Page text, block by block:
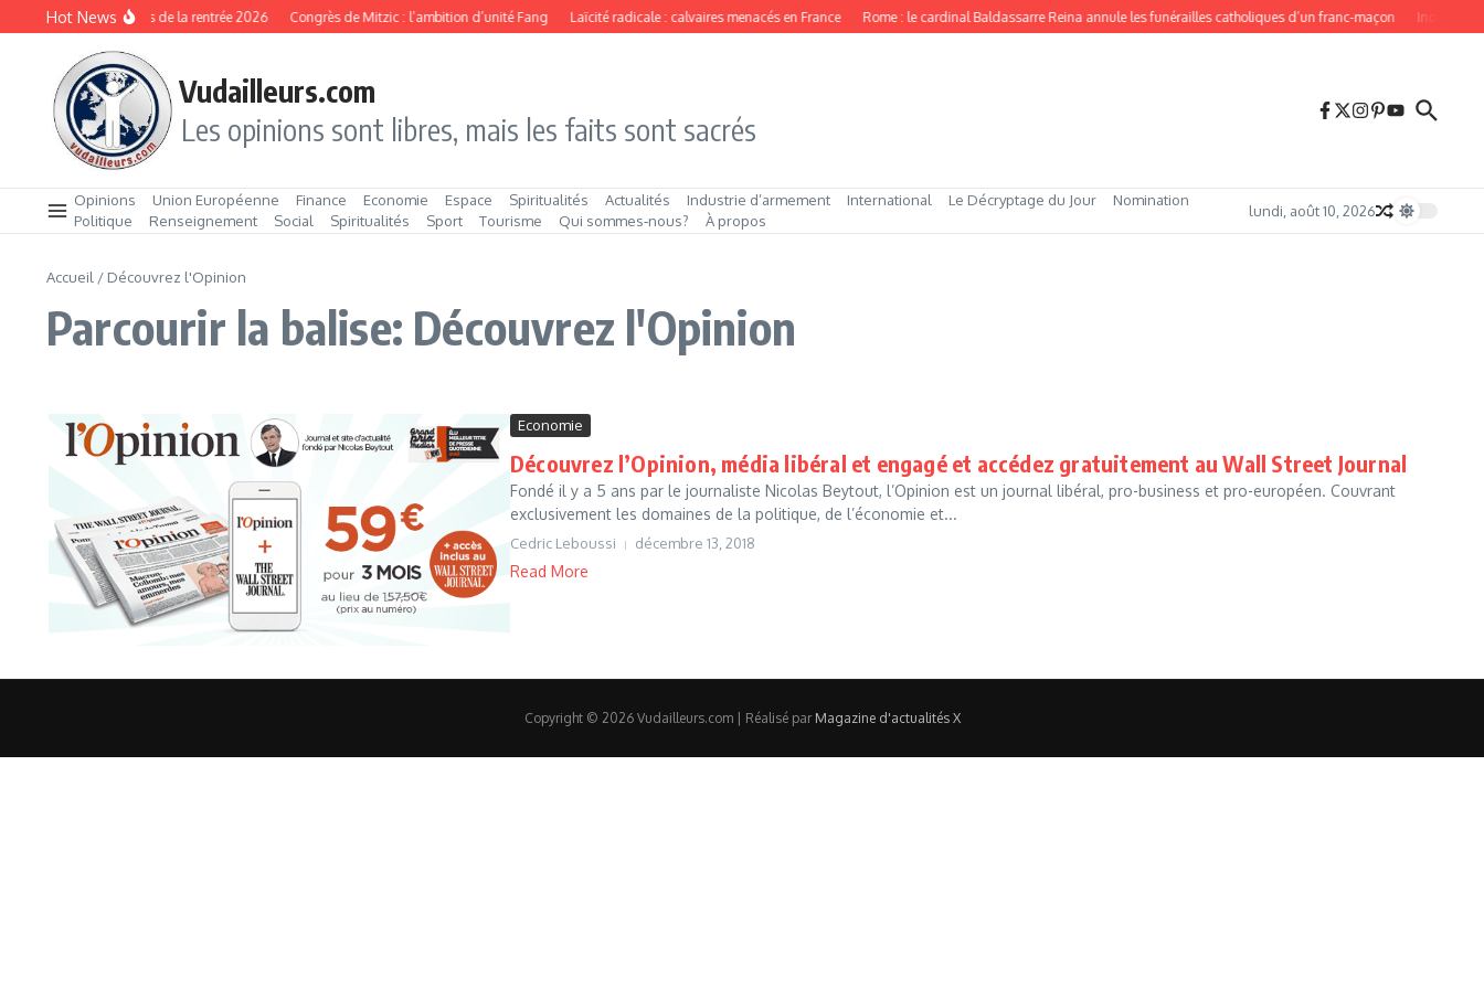
Aller au contenu
Hot News
Les produits stars de la rentrée 2026 Congrès de Mitzic : l’ambition d’unité Fang Laïcité radicale : calvaires menacés en France Rome : le cardinal Baldassarre Reina annule les funérailles catholiques d’un franc-maçon Incendies
Vudailleurs.com
Les opinions sont libres, mais les faits sont sacrés
Opinions Union Européenne Finance Economie Espace Spiritualités Actualités Industrie d’armement International Le Décryptage du Jour
Nomination
Politique
Renseignement Social Spiritualités Sport Tourisme Qui sommes‑nous? À propos
lundi, août 10, 2026
Accueil / Découvrez l'Opinion
Parcourir la balise: Découvrez l'Opinion
Economie
Découvrez l’Opinion, média libéral et engagé et accédez gratuitement au Wall Street Journal​​​​​​​​​​​​​​
Fondé il y a 5 ans par le journaliste Nicolas Beytout, l’Opinion est un journal libéral, pro-business et pro-européen. Couvrant
exclusivement les domaines de la politique, de l’économie et...
Cedric Leboussi décembre 13, 2018
Read More
Copyright © 2026 Vudailleurs.com | Réalisé par Magazine d'actualités X